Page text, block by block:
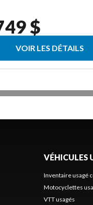
$
VOIR LES DÉTAILS
VÉHICULES
Inventaire usagé
Motocyclettes
VTT usagés